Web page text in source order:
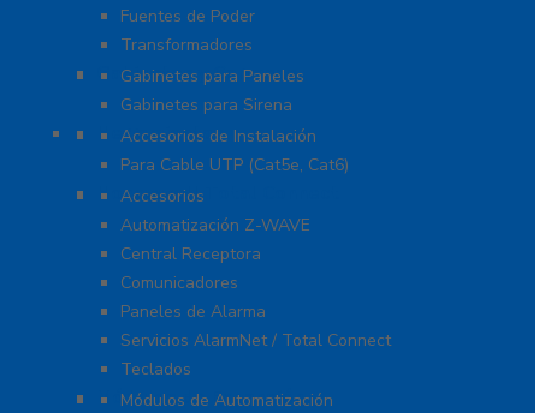
Fuentes de Poder
Transformadores
Gabinetes y Carcasas
Gabinetes para Paneles
Gabinetes para Sirena
Herramientas
Accesorios de Instalación
Para Cable UTP (Cat5e, Cat6)
Honeywell Total Connect
Accesorios
Automatización Z-WAVE
Central Receptora
Comunicadores
Paneles de Alarma
Servicios AlarmNet / Total Connect
Teclados
Módulos de Expansión
Módulos de Automatización